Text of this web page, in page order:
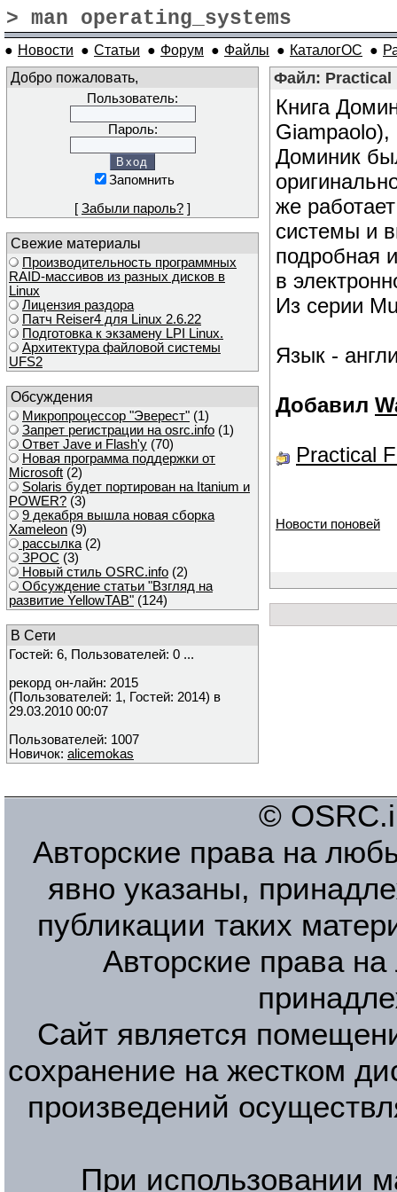
> man operating_systems
● Новости ● Статьи ● Форум ● Файлы ● КаталогОС ●
Добро пожаловать,
Пользователь:
Пароль:
Запомнить
[ Забыли пароль? ]
Свежие материалы
Производительность программных
RAID-массивов из разных дисков в
Linux
Лицензия раздора
Патч Reiser4 для Linux 2.6.22
Подготовка к экзамену LPI Linux.
Архитектура файловой системы
UFS2
Обсуждения
Микропроцессор "Эверест" (1)
Запрет регистрации на osrc.info (1)
Ответ Javе и Flash'у (70)
Новая программа поддержки от
Microsoft (2)
Solaris будет портирован на Itanium и
POWER? (3)
9 декабря вышла новая сборка
Xameleon (9)
рассылка (2)
ЗРОС (3)
Новый стиль OSRC.info (2)
Обсуждение статьи "Взгляд на
развитие YellowTAB" (124)
В Сети
Гостей: 6, Пользователей: 0 ...
рекорд он-лайн: 2015
(Пользователей: 1, Гостей: 2014) в
29.03.2010 00:07
Пользователей: 1007
Новичок: alicemokas
Файл: Practical
Книга
Giampaolo),
Доминик
же
системы и
подробная
в
Из серии
Язык -
Добавил
Practical
Новости поновей
©
Авторские права на
явно указаны,
публикации таких
Авторские права
Сайт является
сохранение на жестком
произведений
При использовании